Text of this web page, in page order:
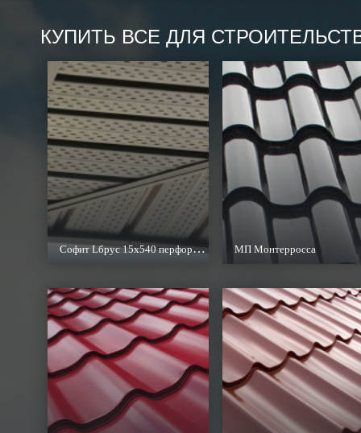
КУПИТЬ ВСЕ ДЛЯ
Софит Lбрус 15х540 перфорированный МП Монтерросса